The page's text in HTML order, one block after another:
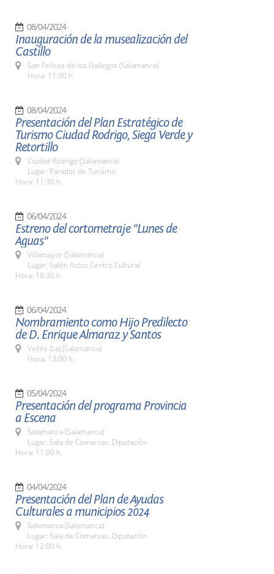
08/04/2024
Inauguración de la musealización del
Castillo
San Felices de los Gallegos (Salamanca)
Hora: 11:30 h.
08/04/2024
Presentación del Plan Estratégico de
Turismo Ciudad Rodrigo, Siega Verde y
Retortillo
Ciudad Rodrigo (Salamanca)
Lugar: Parador de Turismo
Hora: 11:30 h.
06/04/2024
Estreno del cortometraje "Lunes de
Aguas"
Villamayor (Salamanca)
Lugar: Salón Actos Centro Cultural
Hora: 18:30 h.
06/04/2024
Nombramiento como Hijo Predilecto
de D. Enrique Almaraz y Santos
Vellés (La) (Salamanca)
Hora: 13:00 h.
05/04/2024
Presentación del programa Provincia
a Escena
Salamanca (Salamanca)
Lugar: Sala de Comarcas. Diputación
Hora: 11:00 h.
04/04/2024
Presentación del Plan de Ayudas
Culturales a municipios 2024
Salamanca (Salamanca)
Lugar: Sala de Comarcas. Diputación
Hora: 12:00 h.